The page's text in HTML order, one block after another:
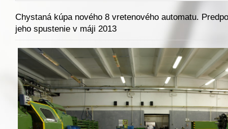
Chystaná kúpa nového 8 vretenového automatu.
jeho spustenie v máji 2013